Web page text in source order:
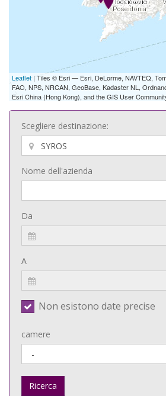
Leaflet | Tiles © Esri — Esri, DeLorme, NAVTEQ,
FAO, NPS, NRCAN, GeoBase, Kadaster NL,
Esri China (Hong Kong), and the GIS User
Scegliere destinazione:
Nome dell'azienda
Da
A
Non esistono date precise
camere
Ricerca